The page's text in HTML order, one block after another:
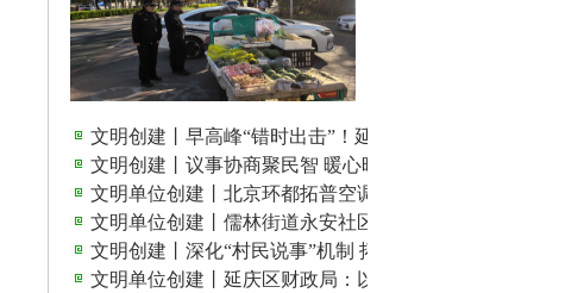
文明创建丨早高峰“错时出击”！延庆城管整治占道经营 ...
文明创建丨议事协商聚民智 暖心晾晒惠民生
文明单位创建丨北京环都拓普空调有限公司：文明筑基强
文明单位创建丨儒林街道永安社区：党建领航铸文明，邻
文明创建丨深化“村民说事”机制 拓宽治村理事路径
文明单位创建丨延庆区财政局：以文明创建赋能财政事业